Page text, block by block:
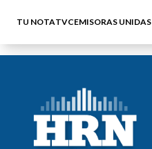
TU NOTATVCEMISORAS UNIDAS